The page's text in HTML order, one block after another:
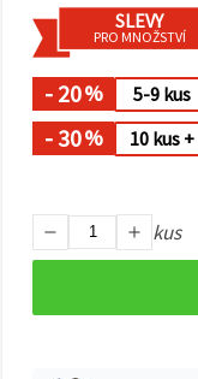
preference v
Nastavení
výběrem
cookies a
kliknutím
na tlačítko
Přijmout
vše
SLEVY
PRO MNOŽSTVÍ
- 20% 5-9 kus
- 30% 10 kus +
kus